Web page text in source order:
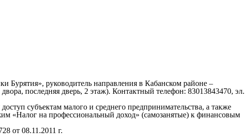
Бурятия», руководитель направления в Кабанском районе –
последняя дверь, 2 этаж). Контактный телефон: 83013843470, эл.
субъектам малого и среднего предпринимательства, а также
на профессиональный доход» (самозанятые) к финансовым
от 08.11.2011 г.